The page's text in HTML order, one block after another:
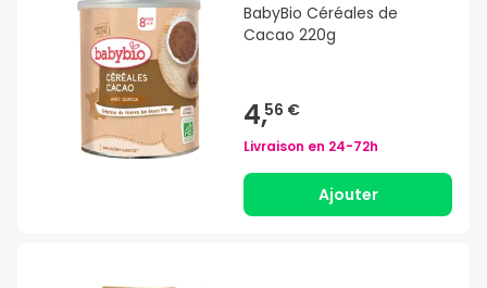
BabyBio Céréales de
Cacao 220g
4,56 €
Livraison en 24-72h
Ajouter